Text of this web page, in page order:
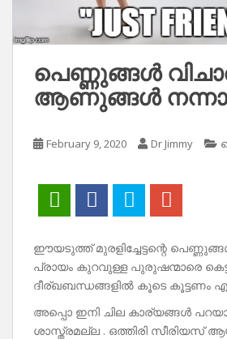
പെണ്ണുങ്ങൾ
ആണുങ്ങൾ
February 9, 2020 Dr Jimmy
ഈയടുത്ത് മുരളിച്ചേട്ടന്റെ
പ്രായം കുറവുള്ള പുരുഷന്മാരെ
ദീര്ഖബന്ധങ്ങളിൽ കൂടെ കൂട്ടണം
അപ്പൊ ഇനി ചില കാര്യങ്ങൾ
ശാസ്ത്രമല്ല . ഒത്തിരി സീരിയസ്